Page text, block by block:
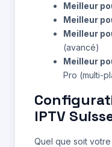
Meilleur
Meilleur
Meilleur
(avancé)
Meilleur
Pro (multi-
IPTV
Quel que soit